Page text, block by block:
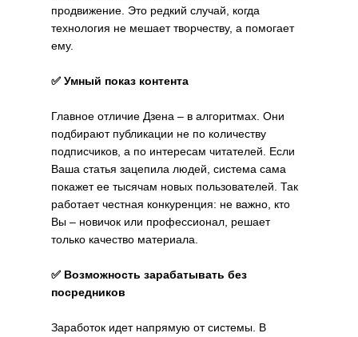
продвижение. Это редкий случай, когда
технология не мешает творчеству, а помогает
ему.
✅ Умный показ контента
Главное отличие Дзена – в алгоритмах. Они
подбирают публикации не по количеству
подписчиков, а по интересам читателей. Если
Ваша статья зацепила людей, система сама
покажет ее тысячам новых пользователей. Так
работает честная конкуренция: не важно, кто
Вы – новичок или профессионал, решает
только качество материала.
✅ Возможность зарабатывать без
посредников
Заработок идет напрямую от системы. В